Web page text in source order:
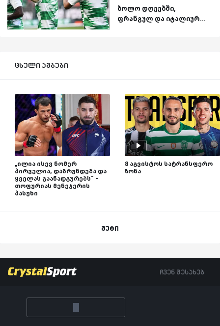
ბოლო დღეებში,
ფრანგულ და იტალიურ...
ცხელი ამბები
„ილია ისევ ნომერ
პირველია, დაბრუნდება და
ყველას გაანადგურებს“ -
თოფურიას მენეჯერის
პასუხი
8 აგვისტოს სატრანსფერო
ზონა
მეტი
ჩვენ შესახებ